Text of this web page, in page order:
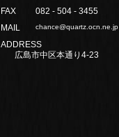
FAX
082 - 504 - 3455
MAIL
chance@quartz.ocn.ne.jp
ADDRESS
広島市中区本通り4-23